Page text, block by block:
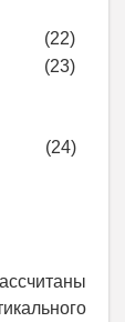
(22)
(23)
(24)